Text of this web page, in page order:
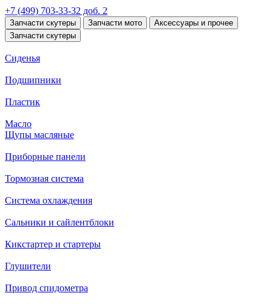
+7 (499) 703-33-32 доб. 2
Запчасти скутеры Запчасти мото
Аксессуары и прочее
Запчасти скутеры
Сиденья
Подшипники
Пластик
Масло
Щупы масляные
Приборные панели
Тормозная система
Система охлаждения
Сальники и сайлентблоки
Кикстартер и стартеры
Глушители
Привод спидометра